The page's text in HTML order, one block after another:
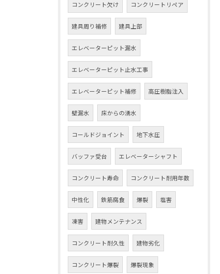
コンクリート欠け コンクリートリペア
建具周り補修 建具上部
エレベーターピット漏水
エレベーターピット止水工事
エレベーターピット補修 高圧樹脂注入
壁漏水 床からの湧水
コールドジョイント 地下水圧
バッファ受台 エレベーターシャフト
コンクリート寿命 コンクリート耐用年数
中性化 鉄筋腐食 爆裂 塩害
凍害 建物メンテナンス
コンクリート耐久性 建物劣化
コンクリート爆裂 爆裂現象